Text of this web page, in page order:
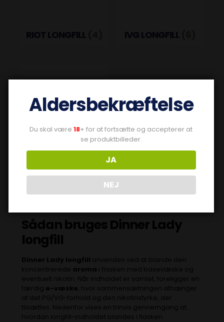
RIOT LONGFILL IVG LONGFILL
LIQUID LONGFILL
Sådan bruges Dinner Lady
longfill
Dinner Lady longfill anvendes ved at blande den
koncentrerede aroma i flasken med basevæske og
eventuelt nikotin. Når indholdet er samlet, foreligger en
færdig e-væske , hvor sammensætningen afhænger
af det PG/VG-forhold og den nikotinstyrke, der
tilsættes.
Nedenfor vises en trinvis gennemgang af,
hvordan longfill-indholdet blandes i flasken.
Aldersbekræftelse
Du skal være18+ for at fortsætte og accepterer at
se produktbilleder.
JA
NEJ